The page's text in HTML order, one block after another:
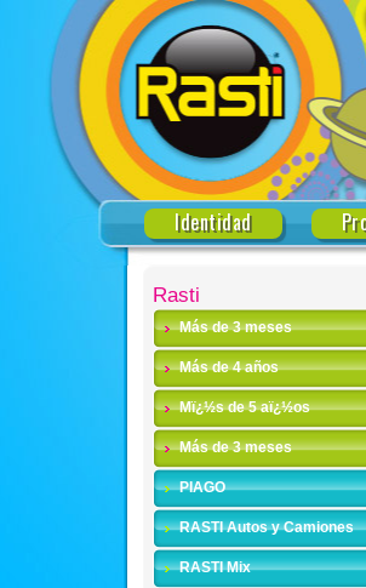
Identidad
Rasti
Más de 3 meses
Más de 4 años
Mï¿½s de 5 aï¿½os
Más de 3 meses
PIAGO
RASTI Autos y Camiones
RASTI Mix